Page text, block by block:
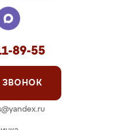
89-55
ЗВОНОК